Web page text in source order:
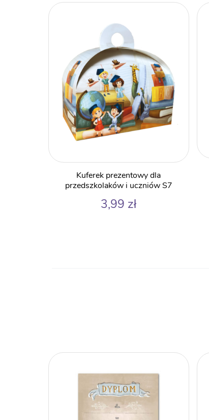
Kuferek prezentowy dla
przedszkolaków i uczniów S7
3,99 zł